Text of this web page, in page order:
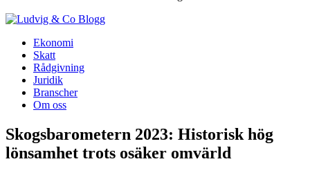
Blogg
Ekonomi
Skatt
Rådgivning
Juridik
Branscher
Om oss
Skogsbarometern 2023: Historisk hög
lönsamhet trots osäker omvärld